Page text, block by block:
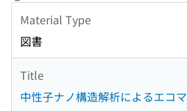
Material Type
図書
Title
中性子ナノ構造解析によるエコ